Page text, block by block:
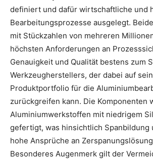
definiert und dafür wirtschaftliche und
Bearbeitungsprozesse ausgelegt.
mit Stückzahlen von mehreren
höchsten Anforderungen an
Genauigkeit und Qualität bestens zum
Werkzeugherstellers, der dabei auf
Produktportfolio für die
zurückgreifen kann. Die Komponenten
Aluminiumwerkstoffen mit niedrigem
gefertigt, was hinsichtlich Spanbildung
hohe Ansprüche an
Besonderes Augenmerk gilt der